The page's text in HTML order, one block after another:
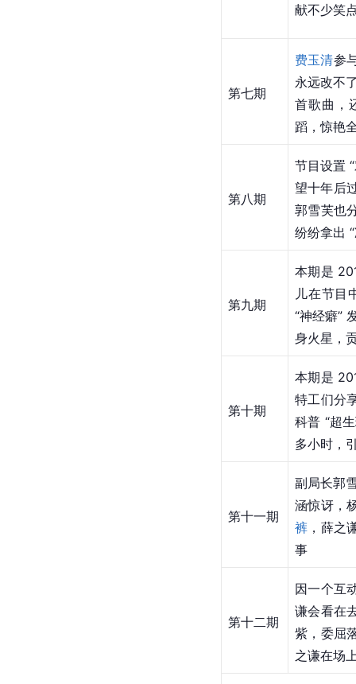
献不少笑
第七期
费玉清参
永远改不
首歌曲，
蹈，惊艳
第八期
节目设置
望十年后
郭雪芙也
纷纷拿出
第九期
本期是
儿在节目
“神经癖”
身火星，
第十期
本期是
特工们分
科普 “超
多小时，
第十一期
副局长郭
涵惊讶，
裤 ，薛之
事
第十二期
因一个互
谦会看在
紫，委屈
之谦在场